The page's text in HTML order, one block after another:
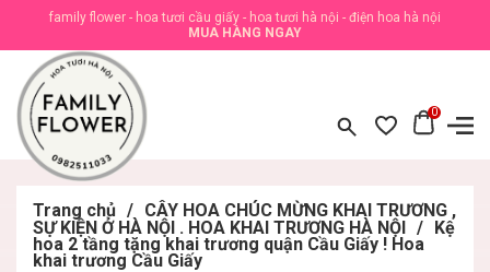
family flower - hoa tươi cầu giấy - hoa tươi hà nội - điện hoa hà nội
MUA HÀNG NGAY
0
Trang chủ / CÂY HOA CHÚC MỪNG KHAI TRƯƠNG ,
SỰ KIỆN Ở HÀ NỘI . HOA KHAI TRƯƠNG HÀ NỘI / Kệ
hoa 2 tầng tặng khai trương quận Cầu Giấy ! Hoa
khai trương Cầu Giấy